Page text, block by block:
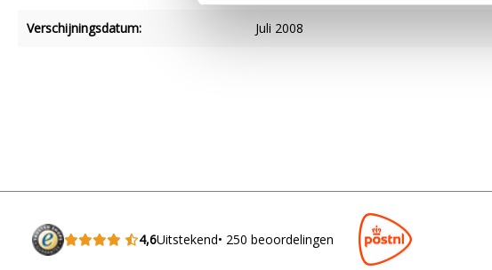
Verschijningsdatum: Juli 2008
4,6Uitstekend• 250 beoordelingen